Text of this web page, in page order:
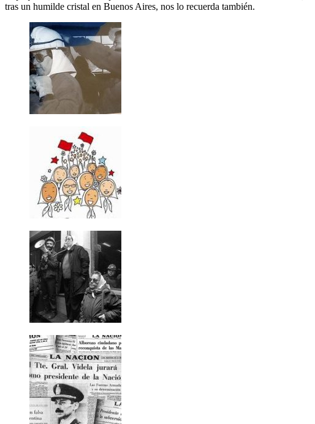
tras un humilde cristal en Buenos Aires, nos lo recuerda también.